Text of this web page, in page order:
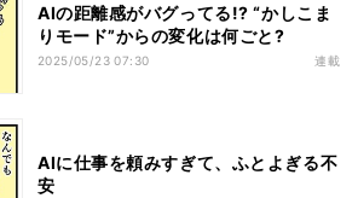
AIの距離感がバグってる!? “かしこま
りモード”からの変化は何ごと?
2025/05/23 07:30 連載
AIに仕事を頼みすぎて、ふとよぎる不
安